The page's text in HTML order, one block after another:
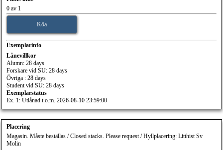
0 av 1
Köa
Exemplarinfo
Lånevillkor
Alumn: 28 days
Forskare vid SU: 28 days
Övriga : 28 days
Student vid SU: 28 days
Exemplarstatus
Ex. 1: Utlånad t.o.m. 2026-08-10 23:59:00
Placering
Magasin. Måste beställas / Closed stacks. Please request / Hyllplacering: Litthist Sv
Molin